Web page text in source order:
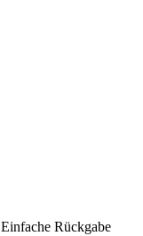
Einfache Rückgabe